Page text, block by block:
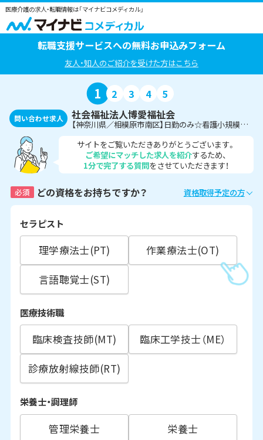
医療介護の求人・転職情報は「マイナビコメディカル」
転職支援サービスへの無料お申込みフォーム
友人・知人のご紹介を受けた方はこちら
1 2 3 4 5
問い合わせ求人 社会福祉法人博愛福祉会
【神奈川県／相模原市南区】日勤のみ☆看護小規模多機能型居宅介護での理学療法士の募集です！＜非常勤＞
サイトをご覧いただきありがとうございます。
ご希望にマッチした求人を紹介するため、
1分で完了する質問をさせていただきます！
必須 どの資格をお持ちですか？ 資格取得予定の方
セラピスト
理学療法士(PT)
作業療法士(OT)
言語聴覚士(ST)
医療技術職
臨床検査技師(MT)
臨床工学技士（ME）
診療放射線技師(RT)
栄養士・調理師
管理栄養士
栄養士